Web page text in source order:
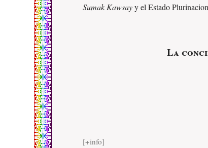
Sumak Kawsayy el Estado
La
[+info]